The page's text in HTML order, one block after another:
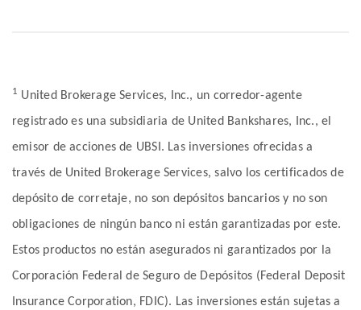
1 United Brokerage Services, Inc., un corredor-agente
registrado es una subsidiaria de United Bankshares, Inc., el
emisor de acciones de UBSI. Las inversiones ofrecidas a
través de United Brokerage Services, salvo los certificados de
depósito de corretaje, no son depósitos bancarios y no son
obligaciones de ningún banco ni están garantizadas por este.
Estos productos no están asegurados ni garantizados por la
Corporación Federal de Seguro de Depósitos (Federal Deposit
Insurance Corporation, FDIC). Las inversiones están sujetas a